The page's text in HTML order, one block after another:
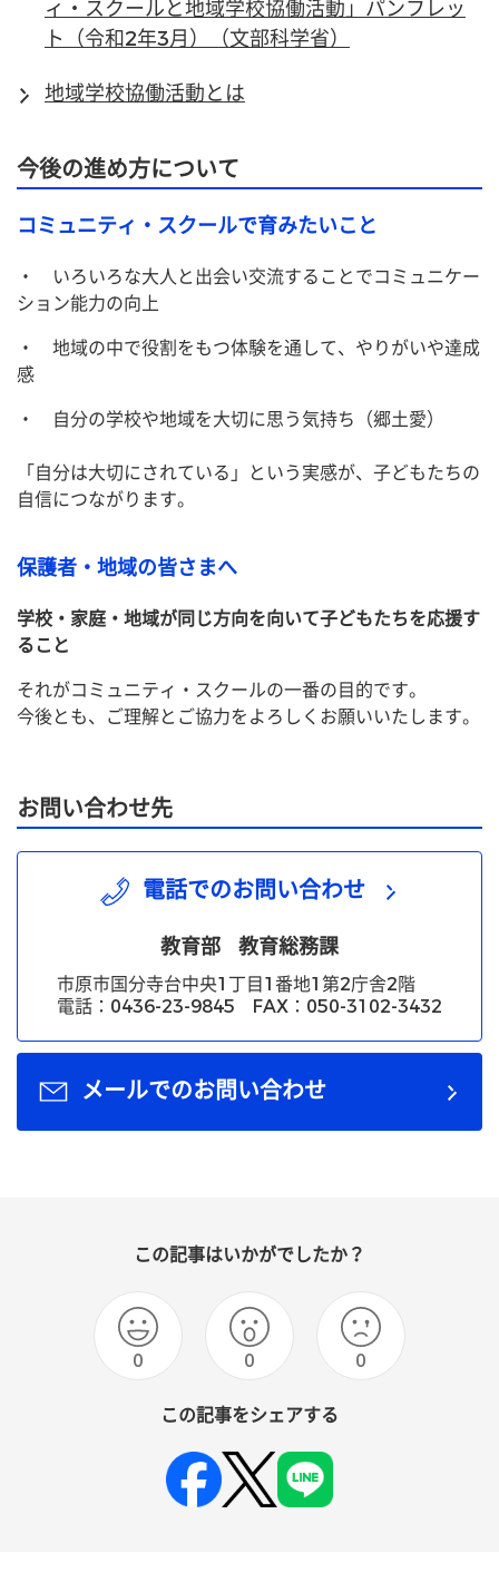
ィ・スクールと地域学校協働活動」パンフレッ
ト（令和2年3月）（文部科学省）
地域学校協働活動とは
今後の進め方について
コミュニティ・スクールで育みたいこと
・ いろいろな大人と出会い交流することでコミュニケー
ション能力の向上
・ 地域の中で役割をもつ体験を通して、やりがいや達成
感
・ 自分の学校や地域を大切に思う気持ち（郷土愛）
「自分は大切にされている」という実感が、子どもたちの
自信につながります。
保護者・地域の皆さまへ
学校・家庭・地域が同じ方向を向いて子どもたちを応援す
ること
それがコミュニティ・スクールの一番の目的です。
今後とも、ご理解とご協力をよろしくお願いいたします。
お問い合わせ先
電話でのお問い合わせ
教育部 教育総務課
市原市国分寺台中央1丁目1番地1第2庁舎2階
電話：0436-23-9845 FAX：050-3102-3432
メールでのお問い合わせ
この記事はいかがでしたか？
0 0 0
この記事をシェアする